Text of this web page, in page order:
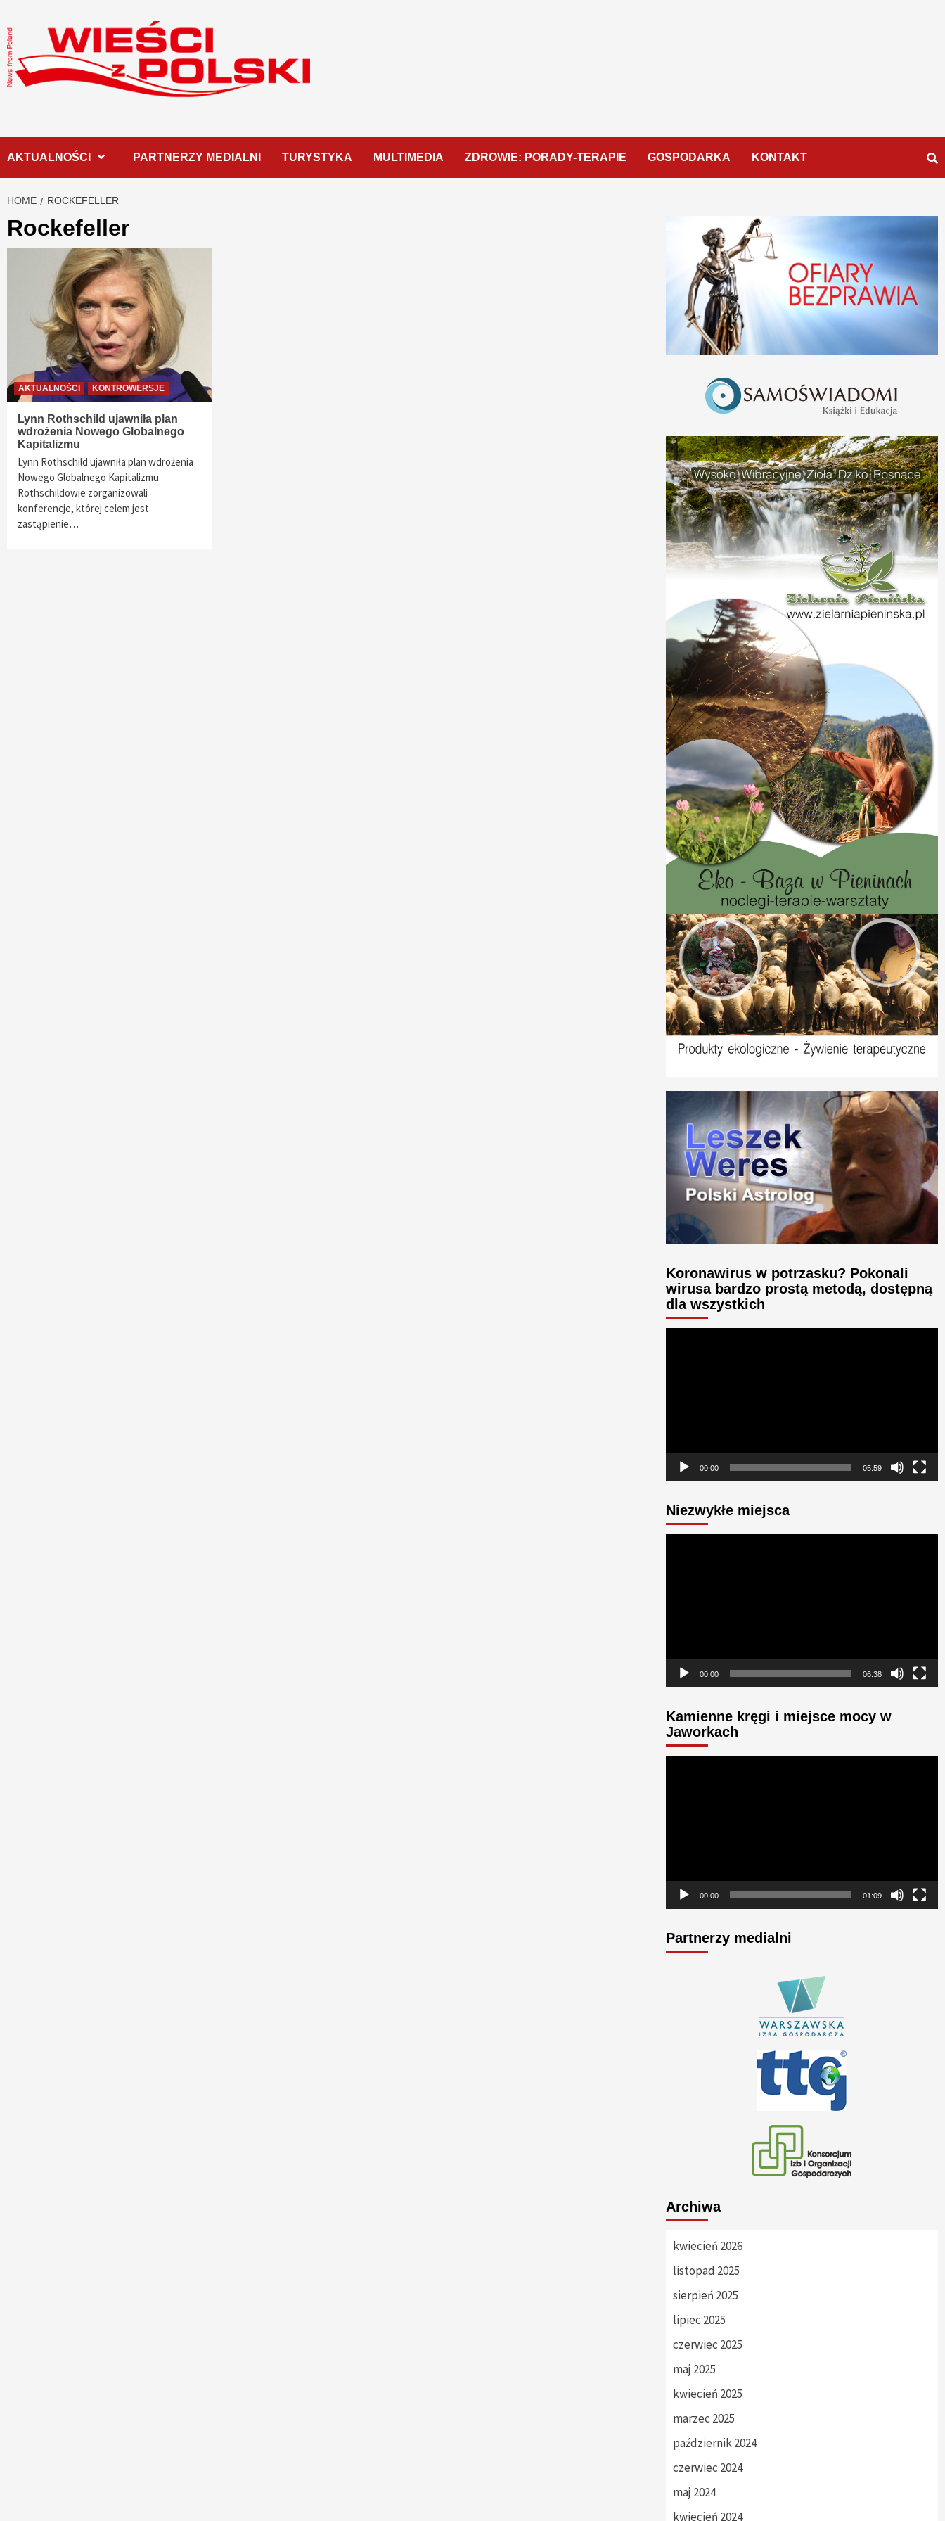
to
content
AKTUALNOŚCI PARTNERZY MEDIALNI TURYSTYKA MULTIMEDIA ZDROWIE: PORADY-TERAPIE GOSPODARKA KONTAKT
HOME ROCKEFELLER
Rockefeller
AKTUALNOŚCI KONTROWERSJE
Lynn Rothschild ujawniła plan
wdrożenia Nowego Globalnego
Kapitalizmu
Lynn Rothschild ujawniła plan wdrożenia
Nowego Globalnego Kapitalizmu
Rothschildowie zorganizowali
konferencje, której celem jest
zastąpienie…
Koronawirus w potrzasku? Pokonali
wirusa bardzo prostą metodą, dostępną
dla wszystkich
00:00 05:59
Niezwykłe miejsca
00:00 06:38
Kamienne kręgi i miejsce mocy w
Jaworkach
00:00 01:09
Partnerzy medialni
Archiwa
kwiecień 2026
listopad 2025
sierpień 2025
lipiec 2025
czerwiec 2025
maj 2025
kwiecień 2025
marzec 2025
październik 2024
czerwiec 2024
maj 2024
kwiecień 2024